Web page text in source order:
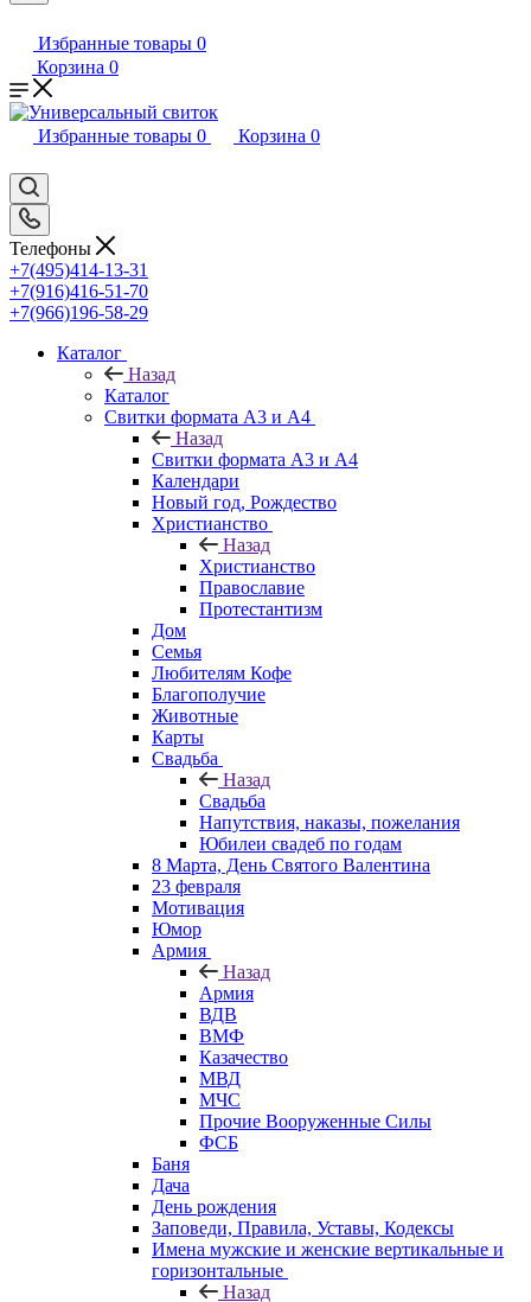
Избранные товары 0
Корзина 0
Избранные товары 0 Корзина 0
Телефоны
+7(495)414-13-31
+7(916)416-51-70
+7(966)196-58-29
Каталог
Назад
Каталог
Свитки формата А3 и А4
Назад
Свитки формата А3 и А4
Календари
Новый год, Рождество
Христианство
Назад
Христианство
Православие
Протестантизм
Дом
Семья
Любителям Кофе
Благополучие
Животные
Карты
Свадьба
Назад
Свадьба
Напутствия, наказы, пожелания
Юбилеи свадеб по годам
8 Марта, День Святого Валентина
23 февраля
Мотивация
Юмор
Армия
Назад
Армия
ВДВ
ВМФ
Казачество
МВД
МЧС
Прочие Вооруженные Силы
ФСБ
Баня
Дача
День рождения
Заповеди, Правила, Уставы, Кодексы
Имена мужские и женские вертикальные и
горизонтальные
Назад